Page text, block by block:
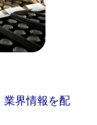
界情報を配